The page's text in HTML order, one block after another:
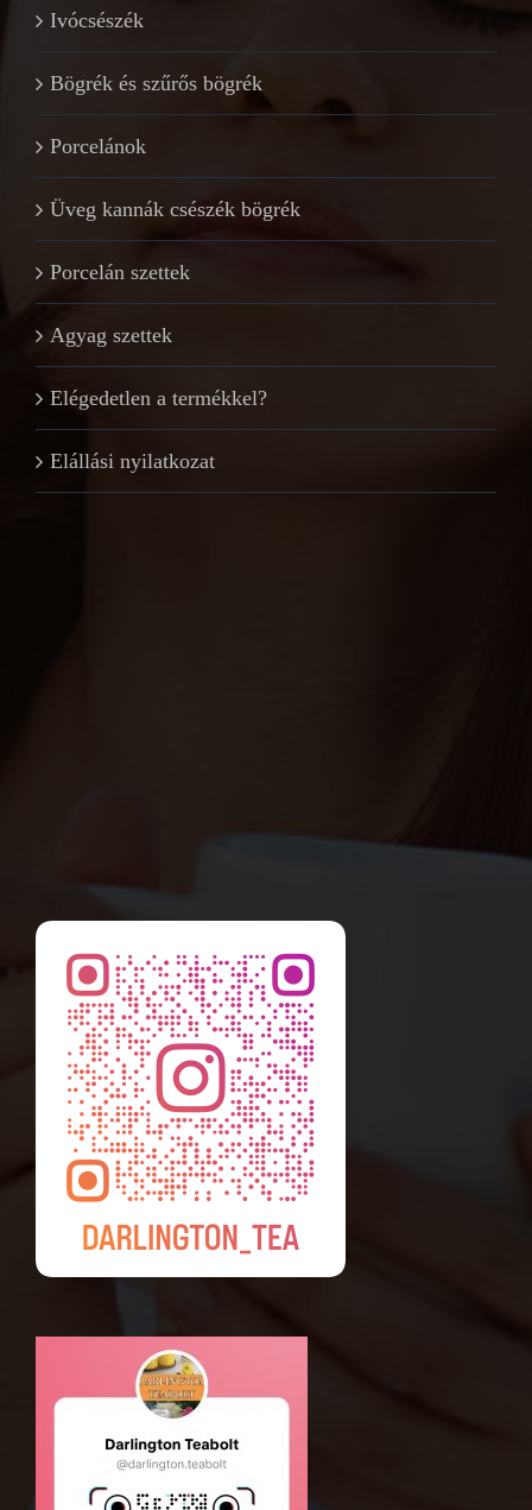
Ivócsészék
Bögrék és szűrős bögrék
Porcelánok
Üveg kannák csészék bögrék
Porcelán szettek
Agyag szettek
Elégedetlen a termékkel?
Elállási nyilatkozat